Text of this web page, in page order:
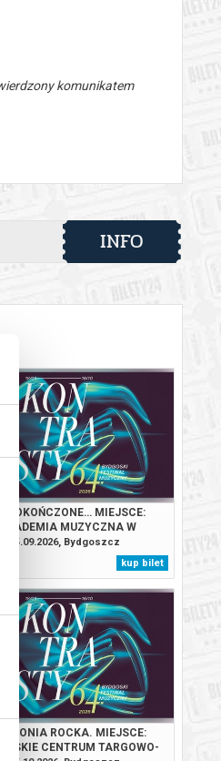
komunikatem
INFO
MIEJSCE:
AKADEMIA MUZYCZNA W
BYDGOSZCZY
25.09.2026, Bydgoszcz
kup bilet
ROCKA. MIEJSCE:
CENTRUM TARGOWO-